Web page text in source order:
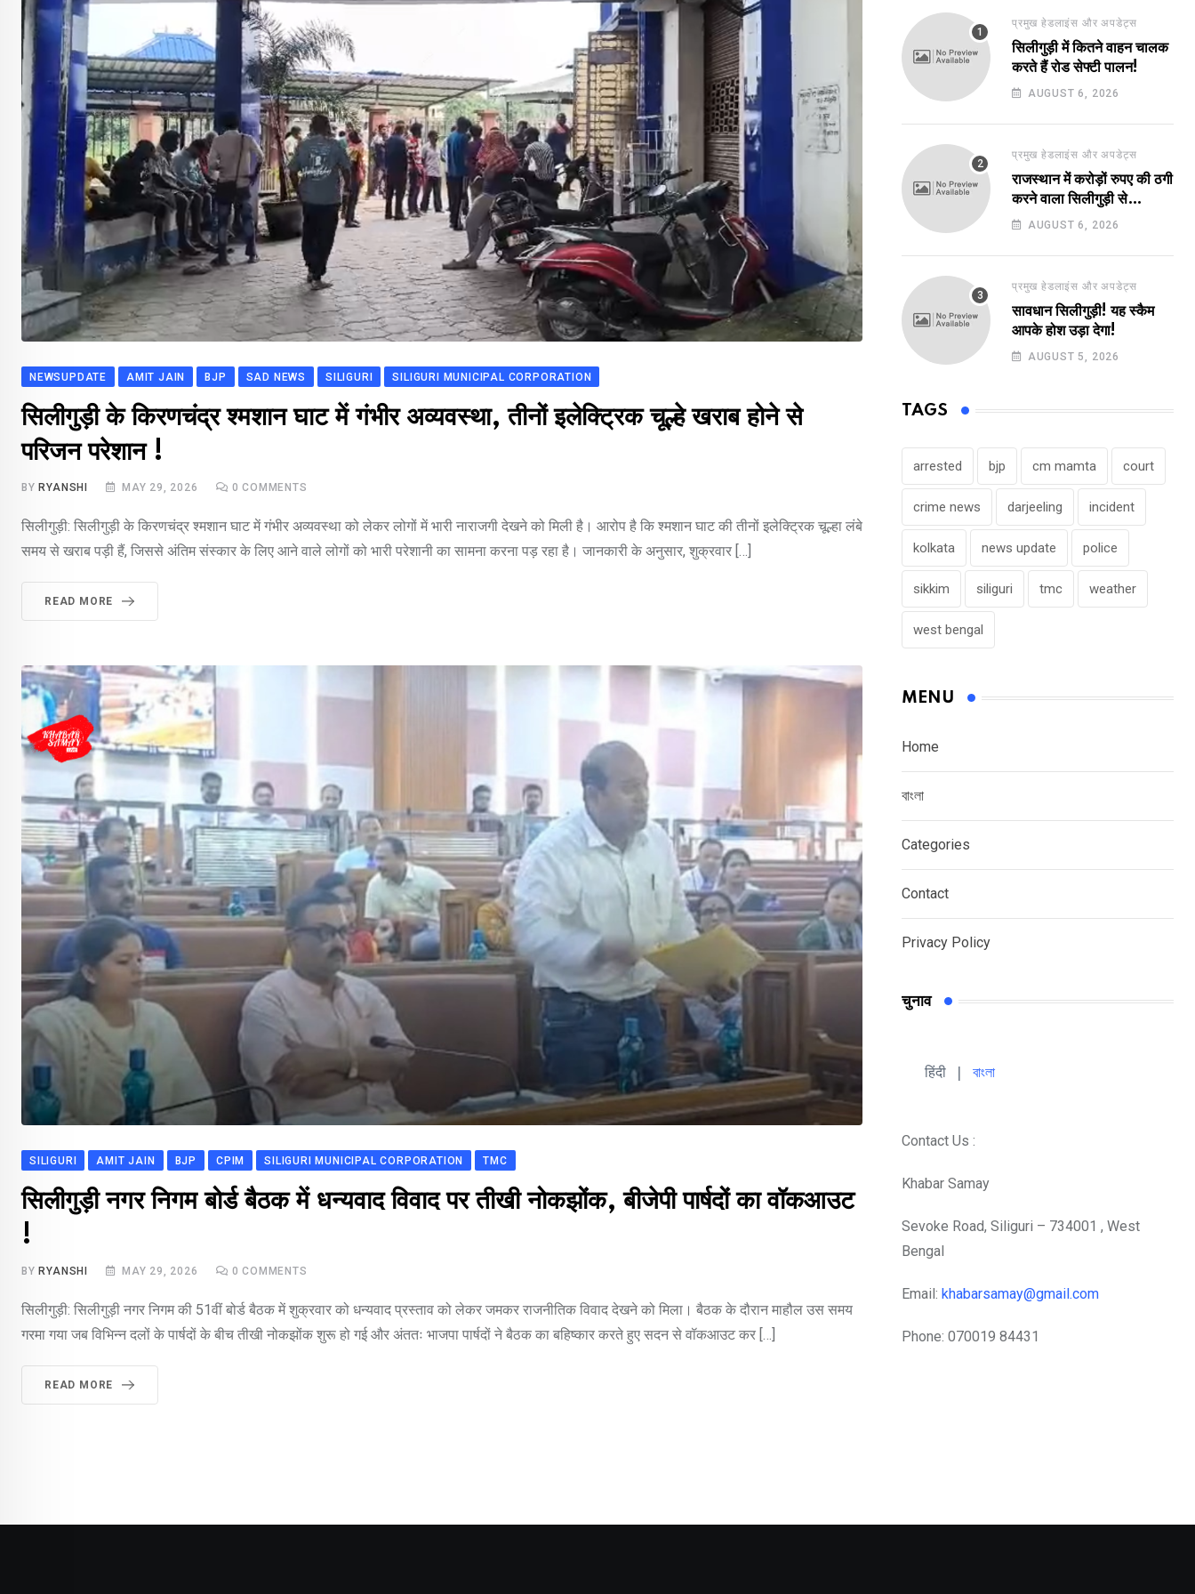
NEWSUPDATE AMIT JAIN BJP SAD NEWS SILIGURI SILIGURI MUNICIPAL CORPORATION
सिलीगुड़ी के किरणचंद्र श्मशान घाट में गंभीर अव्यवस्था, तीनों इलेक्ट्रिक चूल्हे खराब होने से
परिजन परेशान !
BYRYANSHI MAY 29, 2026 0 COMMENTS
सिलीगुड़ी: सिलीगुड़ी के किरणचंद्र श्मशान घाट में गंभीर अव्यवस्था को लेकर लोगों में भारी नाराजगी देखने को मिली है। आरोप है कि श्मशान घाट की तीनों इलेक्ट्रिक चूल्हा लंबे
समय से खराब पड़ी हैं, जिससे अंतिम संस्कार के लिए आने वाले लोगों को भारी परेशानी का सामना करना पड़ रहा है। जानकारी के अनुसार, शुक्रवार […]
READ MORE
SILIGURI AMIT JAIN BJP CPIM SILIGURI MUNICIPAL CORPORATION TMC
सिलीगुड़ी नगर निगम बोर्ड बैठक में धन्यवाद विवाद पर तीखी नोकझोंक, बीजेपी पार्षदों का वॉकआउट
!
BY RYANSHI MAY 29, 2026 0 COMMENTS
सिलीगुड़ी: सिलीगुड़ी नगर निगम की 51वीं बोर्ड बैठक में शुक्रवार को धन्यवाद प्रस्ताव को लेकर जमकर राजनीतिक विवाद देखने को मिला। बैठक के दौरान माहौल उस समय
गरमा गया जब विभिन्न दलों के पार्षदों के बीच तीखी नोकझोंक शुरू हो गई और अंततः भाजपा पार्षदों ने बैठक का बहिष्कार करते हुए सदन से वॉकआउट कर […]
READ MORE
प्रमुख हेडलाइंस और अपडेट्स
सिलीगुड़ी में कितने वाहन चालक
करते हैं रोड सेफ्टी पालन!
AUGUST 6, 2026
प्रमुख हेडलाइंस और अपडेट्स
राजस्थान में करोड़ों रुपए की ठगी
करने वाला सिलीगुड़ी से
गिरफ्तार!
AUGUST 6, 2026
प्रमुख हेडलाइंस और अपडेट्स
सावधान सिलीगुड़ी! यह स्कैम
आपके होश उड़ा देगा!
AUGUST 5, 2026
TAGS
arrested bjp cm mamta court
crime news darjeeling incident
kolkata news update police
sikkim siliguri tmc weather
west bengal
MENU
Home
বাংলা
Categories
Contact
Privacy Policy
चुनाव
हिंदी | বাংলা
Contact Us :
Khabar Samay
Sevoke Road, Siliguri – 734001 , West
Bengal
Email: khabarsamay@gmail.com
Phone: 070019 84431